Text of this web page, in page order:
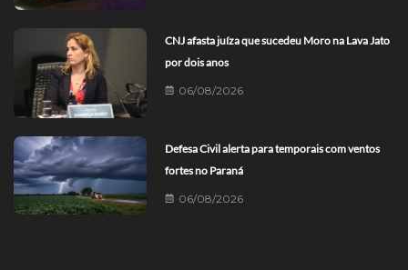
CNJ afasta juíza que sucedeu Moro na Lava Jato
por dois anos
06/08/2026
Defesa Civil alerta para temporais com ventos
fortes no Paraná
06/08/2026